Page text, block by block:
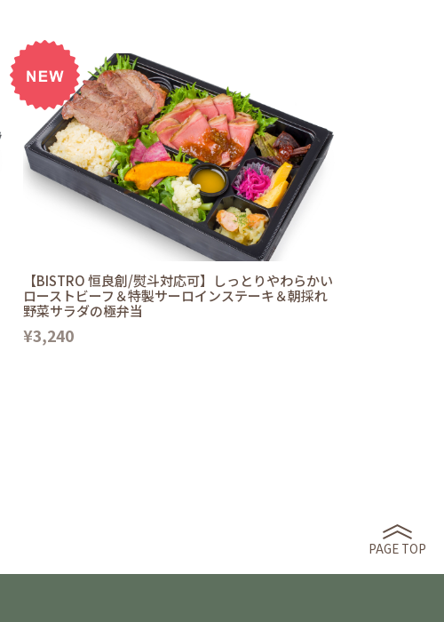
【BISTRO 恒良創/熨斗対応可】しっとりやわらかい
ローストビーフ＆特製サーロインステーキ＆朝採れ
野菜サラダの極弁当
¥3,240
PAGE TOP